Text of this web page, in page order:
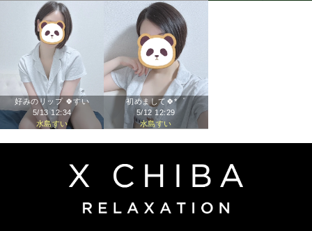
好みのリップ 🍀すい
5/13 12:34
水島すい
初めまして🍀*゜
5/12 12:29
水島すい